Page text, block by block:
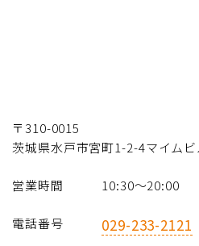
〒310-0015
茨城県水戸市宮町1-2-4マイムビ
営業時間 10:30～20:00
電話番号 029-233-2121